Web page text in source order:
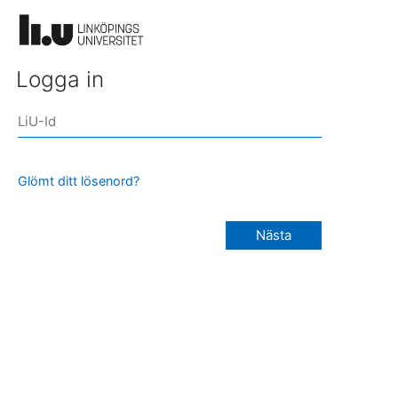
Logga in
Glömt ditt lösenord?
Nästa